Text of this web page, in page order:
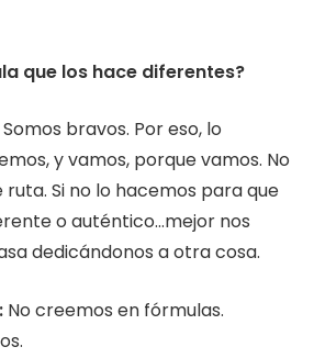
que los hace diferentes?
Somos bravos. Por eso, lo
y vamos, porque vamos. No
Si no lo hacemos para que
o auténtico…mejor nos
dedicándonos a otra cosa.
No creemos en fórmulas.